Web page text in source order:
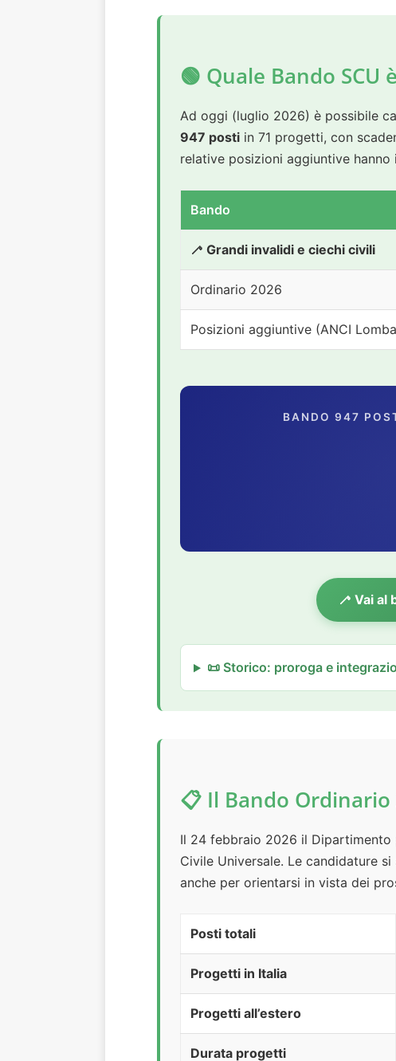
🟢 Quale Bando SCU
Ad oggi (luglio 2026) è possibile
947 posti in 71 progetti, con
relative posizioni aggiuntive
Bando
🦯 Grandi invalidi e ciechi civili
Ordinario 2026
Posizioni aggiuntive (ANCI
BANDO 947
🦯 Vai al
📜 Storico: proroga e
📋 Il Bando
Il 24 febbraio 2026 il
Civile Universale. Le candidature si
anche per orientarsi in vista dei
Posti totali
Progetti in Italia
Progetti all’estero
Durata progetti